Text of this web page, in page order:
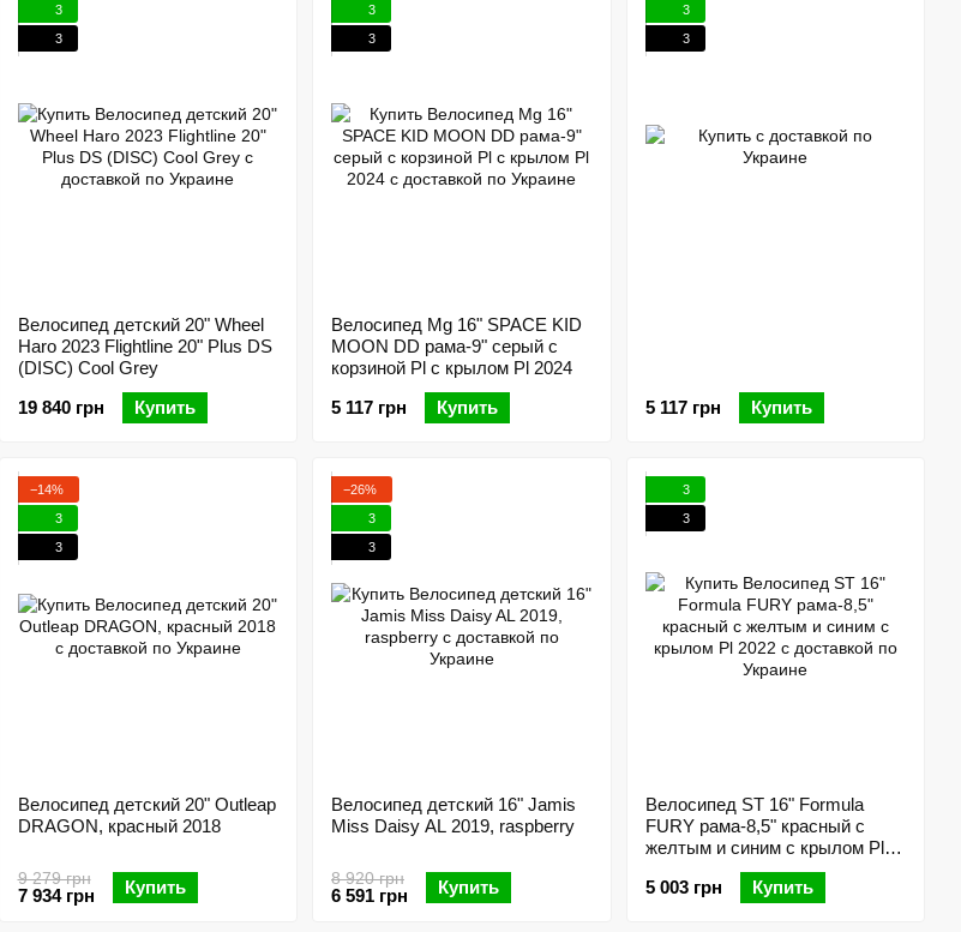
3
3
Велосипед детский 20" Wheel
Haro 2023 Flightline 20" Plus DS
(DISC) Cool Grey
19 840 грн
Купить
3
3
Велосипед Mg 16" SPACE KID
MOON DD рама-9" серый с
корзиной Pl с крылом Pl 2024
5 117 грн
Купить
3
3
5 117 грн Купить
−14%
3
3
Велосипед детский 20" Outleap
DRAGON, красный 2018
9 279 грн
7 934 грн Купить
−26%
3
3
Велосипед детский 16" Jamis
Miss Daisy AL 2019, raspberry
8 920 грн
6 591 грн Купить
3
3
Велосипед ST 16" Formula
FURY рама-8,5" красный с
желтым и синим с крылом Pl
5 003 грн
Купить